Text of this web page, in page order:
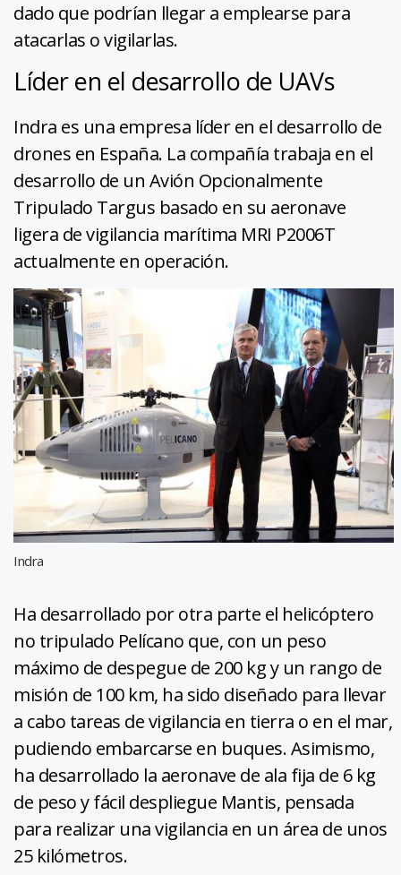
dado que podrían llegar a emplearse para
atacarlas o vigilarlas.
Líder en el desarrollo de UAVs
Indra es una empresa líder en el desarrollo de
drones en España. La compañía trabaja en el
desarrollo de un Avión Opcionalmente
Tripulado Targus basado en su aeronave
ligera de vigilancia marítima MRI P2006T
actualmente en operación.
Indra
Ha desarrollado por otra parte el helicóptero
no tripulado Pelícano que, con un peso
máximo de despegue de 200 kg y un rango de
misión de 100 km, ha sido diseñado para llevar
a cabo tareas de vigilancia en tierra o en el mar,
pudiendo embarcarse en buques. Asimismo,
ha desarrollado la aeronave de ala fija de 6 kg
de peso y fácil despliegue Mantis, pensada
para realizar una vigilancia en un área de unos
25 kilómetros.